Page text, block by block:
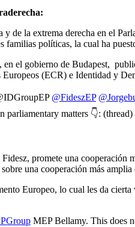
de la extrema derecha en el
políticas, la cual ha
el gobierno de Budapest,
Europeos (ECR) e Identidad y
@FideszEP
parliamentary matters 👇: (thread)
promete una cooperación
una cooperación más
Europeo, lo cual les da
MEP Bellamy. This does